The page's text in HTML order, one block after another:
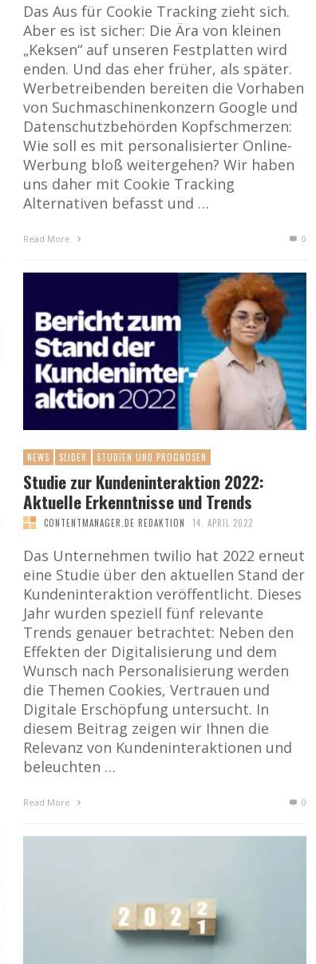
Das Aus für Cookie Tracking zieht sich.
Aber es ist sicher: Die Ära von kleinen
„Keksen“ auf unseren Festplatten wird
enden. Und das eher früher, als später.
Werbetreibenden bereiten die Vorhaben
von Suchmaschinenkonzern Google und
Datenschutzbehörden Kopfschmerzen:
Wie soll es mit personalisierter Online-
Werbung bloß weitergehen? Wir haben
uns daher mit Cookie Tracking
Alternativen befasst und …
Read More 0
NEWS SLIDER STUDIEN UND PROGNOSEN
Studie zur Kundeninteraktion 2022:
Aktuelle Erkenntnisse und Trends
CONTENTMANAGER.DE REDAKTION 14. APRIL 2022
Das Unternehmen twilio hat 2022 erneut
eine Studie über den aktuellen Stand der
Kundeninteraktion veröffentlicht. Dieses
Jahr wurden speziell fünf relevante
Trends genauer betrachtet: Neben den
Effekten der Digitalisierung und dem
Wunsch nach Personalisierung werden
die Themen Cookies, Vertrauen und
Digitale Erschöpfung untersucht. In
diesem Beitrag zeigen wir Ihnen die
Relevanz von Kundeninteraktionen und
beleuchten …
Read More 0